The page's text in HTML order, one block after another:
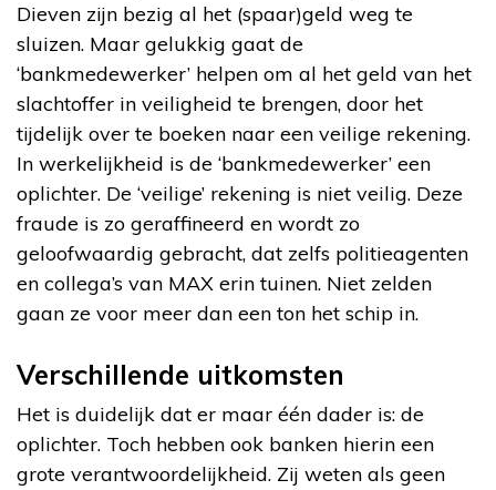
Dieven zijn bezig al het (spaar)geld weg te
sluizen. Maar gelukkig gaat de
‘bankmedewerker’ helpen om al het geld van het
slachtoffer in veiligheid te brengen, door het
tijdelijk over te boeken naar een veilige rekening.
In werkelijkheid is de ‘bankmedewerker’ een
oplichter. De ‘veilige’ rekening is niet veilig. Deze
fraude is zo geraffineerd en wordt zo
geloofwaardig gebracht, dat zelfs politieagenten
en collega’s van MAX erin tuinen. Niet zelden
gaan ze voor meer dan een ton het schip in.
Verschillende uitkomsten
Het is duidelijk dat er maar één dader is: de
oplichter. Toch hebben ook banken hierin een
grote verantwoordelijkheid. Zij weten als geen